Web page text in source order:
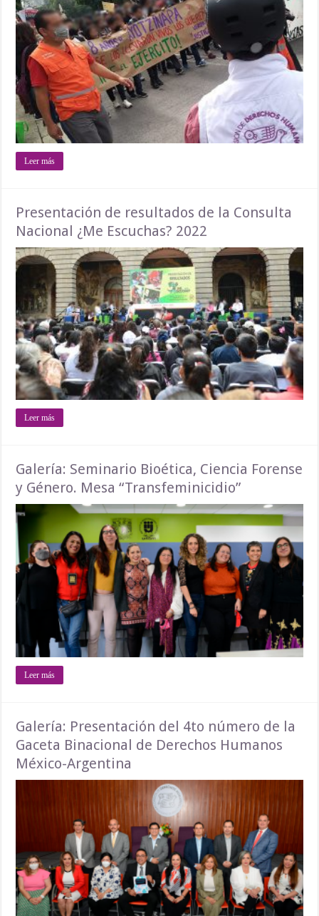
Leer más
Presentación de resultados de la Consulta
Nacional ¿Me Escuchas? 2022
Leer más
Galería: Seminario Bioética, Ciencia Forense
y Género. Mesa “Transfeminicidio”
Leer más
Galería: Presentación del 4to número de la
Gaceta Binacional de Derechos Humanos
México-Argentina